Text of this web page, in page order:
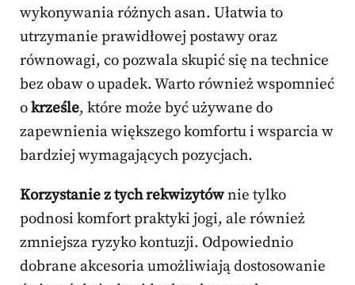
wykonywania różnych asan. Ułatwia to
utrzymanie prawidłowej postawy oraz
równowagi, co pozwala skupić się na technice
bez obaw o upadek. Warto również wspomnieć
okrześle, które może być używane do
zapewnienia większego komfortu i wsparcia w
bardziej wymagających pozycjach.
Korzystanie z tych rekwizytównie tylko
podnosi komfort praktyki jogi, ale również
zmniejsza ryzyko kontuzji. Odpowiednio
dobrane akcesoria umożliwiają dostosowanie